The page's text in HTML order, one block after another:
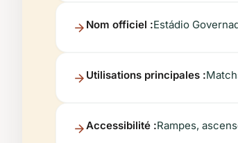
Nom officiel :Estádio
Utilisations principales :
Accessibilité :Rampes,